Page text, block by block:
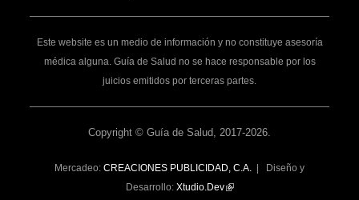
mail)
Este website es un medio de información y no constituye asesoría
médica alguna. Guía de Salud no se hace responsable por los
juicios emitidos por terceras partes.
Copyright © Guía de Salud, 2017-2026.
Mercadeo: CREACIONES PUBLICIDAD, C.A. | Diseño y
Desarrollo: Xtudio.Dev(link